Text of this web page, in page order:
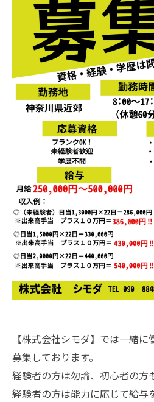
【株式会社シモダ】では一緒
募集しております。
経験者の方は勿論、初心者の方
経験者の方は能力に応じて給与